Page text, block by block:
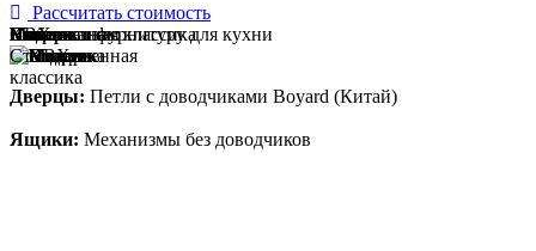
Рассчитать стоимость
Модерн
Классика
Современная классика
Пока не знаю
ПВХ
Пластик
Эмаль
Массив
Пока не знаю
Выберите фурнитуру для кухни
Стандарт
Дверцы: Петли с доводчиками Boyard (Китай)
Ящики: Механизмы без доводчиков